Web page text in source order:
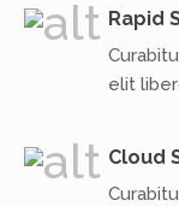
Rapid
elit
Cloud